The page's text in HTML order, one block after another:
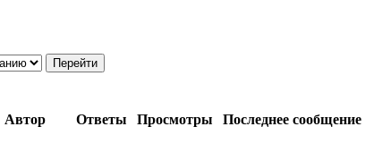
Автор Ответы Просмотры
Последнее сообщение